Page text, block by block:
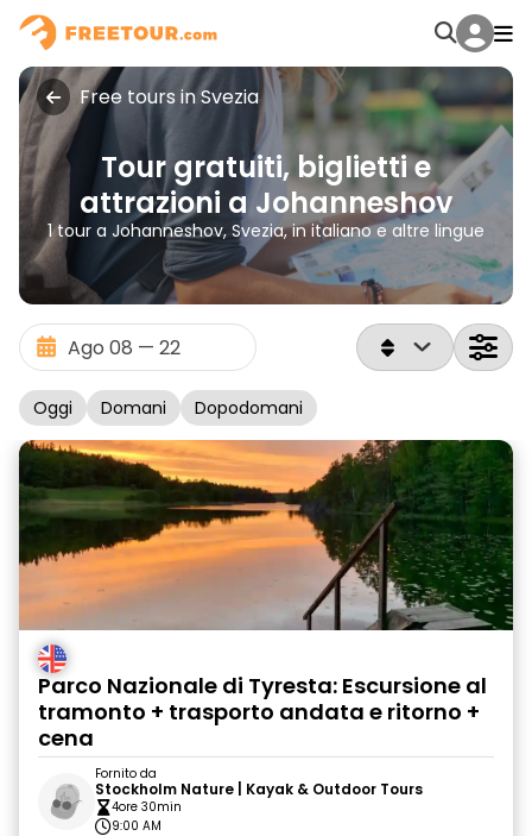
Free tours in Svezia
Tour gratuiti, biglietti e
attrazioni a Johanneshov
1 tour a Johanneshov, Svezia, in italiano e altre lingue
Oggi Domani Dopodomani
Parco Nazionale di Tyresta: Escursione al
tramonto + trasporto andata e ritorno +
cena
Fornito da
Stockholm Nature | Kayak & Outdoor Tours
4ore 30min
9:00 AM